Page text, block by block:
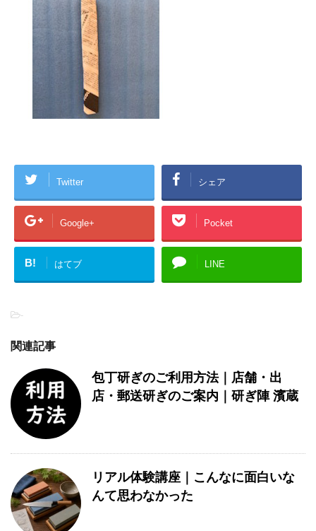
Twitter シェア
Google+ Pocket
B! はてブ LINE
-
関連記事
包丁研ぎのご利用方法｜店舗・出
店・郵送研ぎのご案内｜研ぎ陣 濱蔵
リアル体験講座｜こんなに面白いな
んて思わなかった